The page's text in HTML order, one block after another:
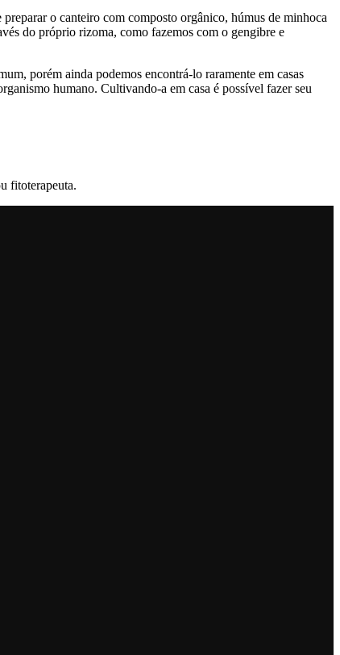
o canteiro com composto orgânico, húmus de minhoca
do próprio rizoma, como fazemos com o gengibre e
porém ainda podemos encontrá-lo raramente em casas
humano. Cultivando-a em casa é possível fazer seu
fitoterapeuta.